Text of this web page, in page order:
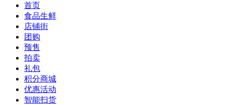
首页
食品生鲜
店铺街
团购
预售
拍卖
礼包
积分商城
优惠活动
智能扫货